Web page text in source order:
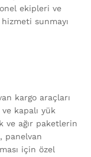
ekipleri ve
sunmayı
kargo araçları
kapalı yük
ve ağır paketlerin
panelvan
için özel